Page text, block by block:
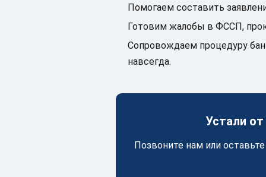
Помогаем составить
Готовим жалобы в ФССП,
Сопровождаем процедуру
навсегда.
Устали
Позвоните нам или